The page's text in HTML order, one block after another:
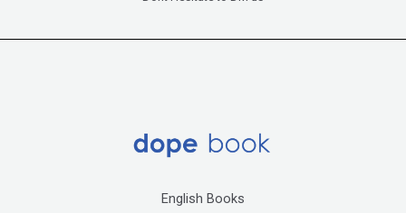
English Books